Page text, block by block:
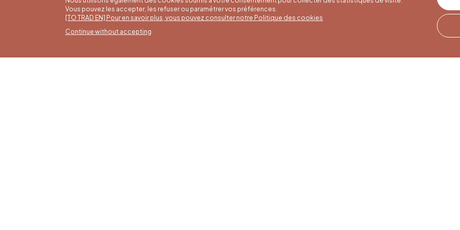
Vous pouvez les accepter, les refuser ou paramétrer vos préférences.
[TO TRAD EN] Pour en savoir plus, vous pouvez consulter notre Politique des cookies
Continue without accepting